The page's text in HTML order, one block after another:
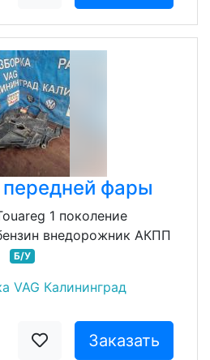
фары
1 поколение
внедорожник АКПП
Б/У
VAG Калининград
Заказать